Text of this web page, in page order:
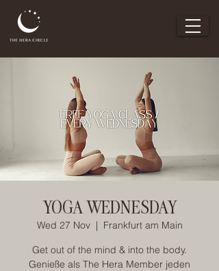
YOGA WEDNESDAY
Wed 27 Nov
  |
Frankfurt am Main
Get out of the mind & into the body.
Genieße als The Hera Member jeden